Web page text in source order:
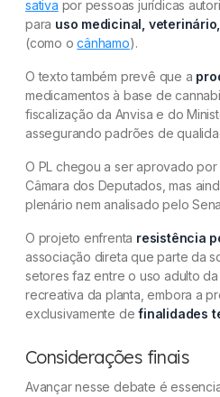
sativa por pessoas jurídicas
para uso medicinal,
(como ocânhamo).
O texto também prevê que a
medicamentos à base de
fiscalização da Anvisa e do
assegurando padrões de
O PL chegou a ser aprovado
Câmara dos Deputados, mas
plenário nem analisado pelo
O projeto enfrenta resistência
associação direta que parte da
setores faz entre o uso adulto
recreativa da planta, embora a
exclusivamente definalidades
Considerações finais
Avançar nesse debate é